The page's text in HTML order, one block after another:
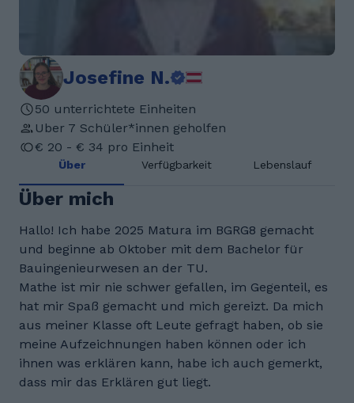
Josefine N.
50 unterrichtete Einheiten
Uber 7 Schüler*innen geholfen
€ 20 - € 34 pro Einheit
Über Verfügbarkeit Lebenslauf
Über mich
Hallo! Ich habe 2025 Matura im BGRG8 gemacht
und beginne ab Oktober mit dem Bachelor für
Bauingenieurwesen an der TU.
Mathe ist mir nie schwer gefallen, im Gegenteil, es
hat mir Spaß gemacht und mich gereizt. Da mich
aus meiner Klasse oft Leute gefragt haben, ob sie
meine Aufzeichnungen haben können oder ich
ihnen was erklären kann, habe ich auch gemerkt,
dass mir das Erklären gut liegt.